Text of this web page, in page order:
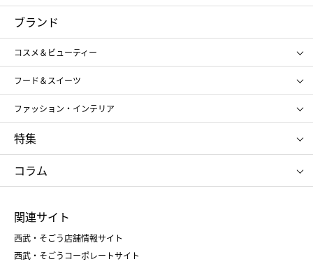
コスメ＆ビューティー
ギフト
レディース
メンズ
スポーツ・アウトドア
お中元
お歳暮
ブランド
コスメ＆ビューティー
SHISEIDO
ポール&ジョー ボーテ
ジルスチュアート
NARS
RMK
クリニーク
SK-Ⅱ
フード＆スイーツ
アンリ・シャルパンティエ
ゴディバ
新宿高野
たねや
ねんりん家
ファッション・インテリア
ポロ ラルフ ローレン
タケオ キクチ
ママ＆キッズ
シュタイフ
特集
お中元
ひな人形
五月人形
父の日
クリスマスケーキ
コラム
菓子折り
和菓子
人気のギフト
関連サイト
西武・そごう店舗情報サイト
西武・そごうコーポレートサイト